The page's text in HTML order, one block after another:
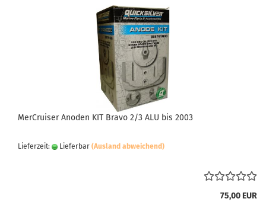
MerCruiser Anoden KIT Bravo 2/3 ALU bis 2003
Lieferzeit: Lieferbar (Ausland abweichend)
75,00 EUR